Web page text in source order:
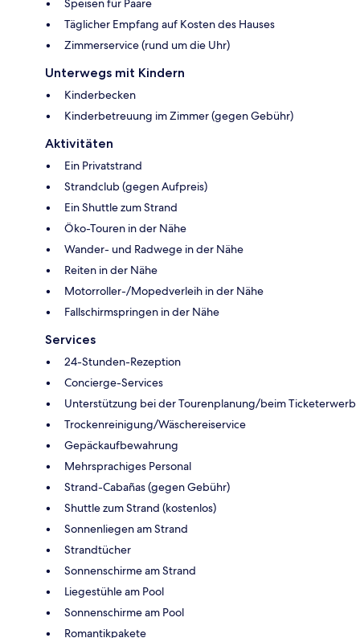
Speisen für Paare
Täglicher Empfang auf Kosten des Hauses
Zimmerservice (rund um die Uhr)
Unterwegs mit Kindern
Kinderbecken
Kinderbetreuung im Zimmer (gegen Gebühr)
Aktivitäten
Ein Privatstrand
Strandclub (gegen Aufpreis)
Ein Shuttle zum Strand
Öko-Touren in der Nähe
Wander- und Radwege in der Nähe
Reiten in der Nähe
Motorroller-/Mopedverleih in der Nähe
Fallschirmspringen in der Nähe
Services
24-Stunden-Rezeption
Concierge-Services
Unterstützung bei der Tourenplanung/beim Ticketerwerb
Trockenreinigung/Wäschereiservice
Gepäckaufbewahrung
Mehrsprachiges Personal
Strand-Cabañas (gegen Gebühr)
Shuttle zum Strand (kostenlos)
Sonnenliegen am Strand
Strandtücher
Sonnenschirme am Strand
Liegestühle am Pool
Sonnenschirme am Pool
Romantikpakete